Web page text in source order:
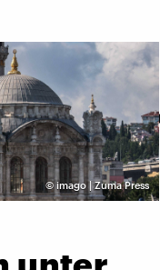
©imago | Zuma Press